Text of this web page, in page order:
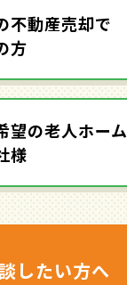
不動産売却で
方
望の老人ホーム
様
したい方へ